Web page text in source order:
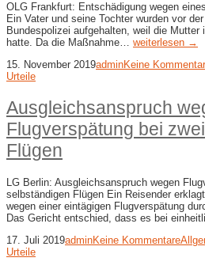
OLG Frankfurt: Entschädigung wegen
Ein Vater und seine Tochter wurden vor
Bundespolizei aufgehalten, weil die Mutter
hatte. Da die Maßnahme… weiterlesen →
15. November 2019adminKeine
Urteile
Ausgleichsanspruch
Flugverspätung bei
Flügen
LG Berlin: Ausgleichsanspruch wegen
selbständigen Flügen Ein Reisender
wegen einer eintägigen Flugverspätung
Das Gericht entschied, dass es bei
17. Juli 2019adminKeine Kommentare
Urteile